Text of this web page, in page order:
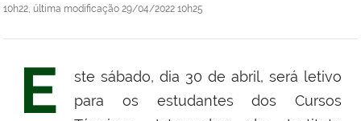
10h22, última modificação 29/04/2022 10h25
E
ste sábado, dia 30 de abril, será letivo
para os estudantes dos Cursos